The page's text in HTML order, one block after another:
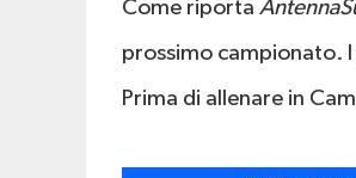
Come riporta
prossimo campionato.
Prima di allenare in